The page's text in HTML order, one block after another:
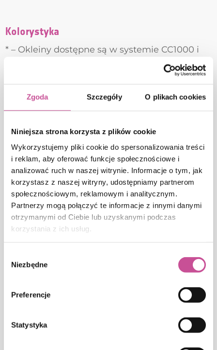
Zgoda Szczegóły O plikach cookies
Niniejsza strona korzysta z plików cookie
Wykorzystujemy pliki cookie do spersonalizowania treści
i reklam, aby oferować funkcje społecznościowe i
analizować ruch w naszej witrynie. Informacje o tym, jak
korzystasz z naszej witryny, udostępniamy partnerom
społecznościowym, reklamowym i analitycznym.
Partnerzy mogą połączyć te informacje z innymi danymi
otrzymanymi od Ciebie lub uzyskanymi podczas
korzystania z ich usług.
zgody
Niezbędne
Preferencje
Statystyka
Kolorystyka
* – Okleiny dostępne są w systemie CC1000 i
TL1000 w skrzynce 160mm i 200mm
10 Antracyt gładki 11 Palisander
12 Antracyt 14 Biel kremowa